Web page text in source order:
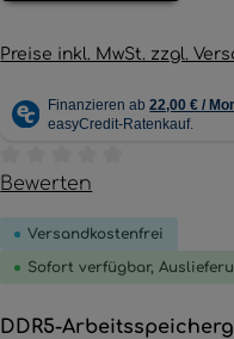
Preise inkl. MwSt. zzgl.
Durchschnittliche
Bewerten
Versandkostenfrei
Sofort verfügbar,
DDR5-